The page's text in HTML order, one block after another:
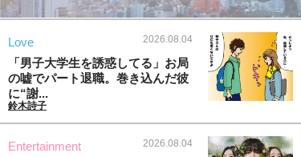
Love 2026.08.04
「男子大学生を誘惑してる」お局
の嘘でパート退職。巻き込んだ彼
に“謝...
鈴木詩子
Entertainment 2026.08.04